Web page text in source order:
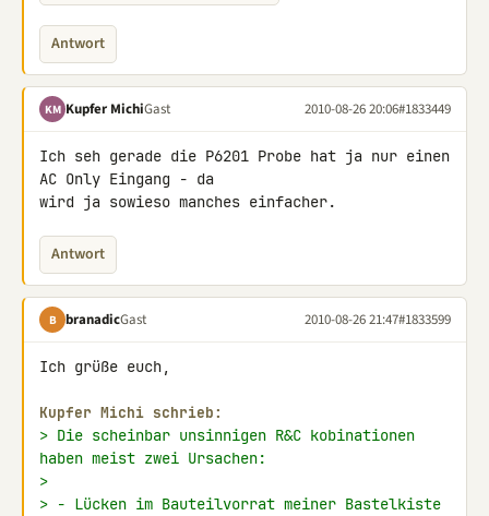
Antwort
KM Kupfer MichiGast 2010-08-26 20:06#1833449
Ich seh gerade die P6201 Probe hat ja nur einen
AC Only Eingang - da
wird ja sowieso manches einfacher.
Antwort
B branadicGast 2010-08-26 21:47#1833599
Ich grüße euch,
Kupfer Michi schrieb:
> Die scheinbar unsinnigen R&C kobinationen
haben meist zwei Ursachen:
>
> - Lücken im Bauteilvorrat meiner Bastelkiste